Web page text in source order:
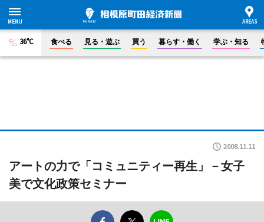
36°C 食べる 見る・遊ぶ 買う 暮らす・働く 学ぶ・知る
2008.11.11
アートの力で「コミュニティー再生」－女子
美で文化政策セミナー